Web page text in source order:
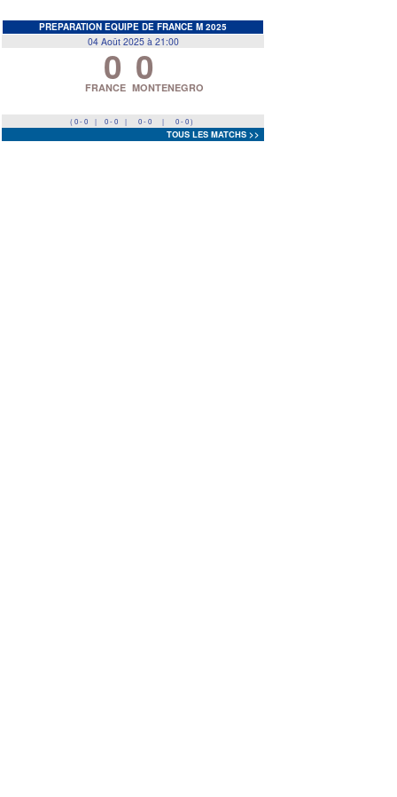
PREPARATION EQUIPE DE FRANCE M 2025
04 Août 2025 à 21:00
0
FRANCE 0
MONTENEGRO
( 0 - 0 | 0 - 0 | 0 - 0 | 0 - 0 )
TOUS LES MATCHS >>